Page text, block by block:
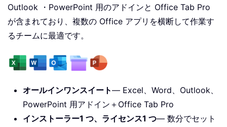
Outlook ・PowerPoint 用のアドインと Office Tab Pro
が含まれており、複数の Office アプリを横断して作業す
るチームに最適です。
オールインワンスイート— Excel、Word、Outlook、
PowerPoint 用アドイン＋Office Tab Pro
インストーラー1 つ、ライセンス1 つ— 数分でセット